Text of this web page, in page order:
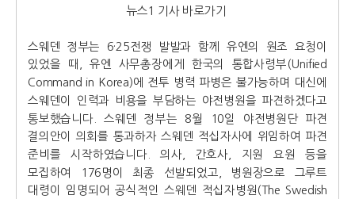
뉴스1 기사 바로가기
스웨덴 정부는 6·25전쟁 발발과 함께 유엔의 원조 요청이
있었을 때, 유엔 사무총장에게 한국의 통합사령부(Unified
Command in Korea)에 전투 병력 파병은 불가능하며 대신에
스웨덴이 인력과 비용을 부담하는 야전병원을 파견하겠다고
통보했습니다. 스웨덴 정부는 8월 10일 야전병원단 파견
결의안이 의회를 통과하자 스웨덴 적십자사에 위임하여 파견
준비를 시작하였습니다. 의사, 간호사, 지원 요원 등을
모집하여 176명이 최종 선발되었고, 병원장으로 그루트
대령이 임명되어 공식적인 스웨덴 적십자병원(The Swedish